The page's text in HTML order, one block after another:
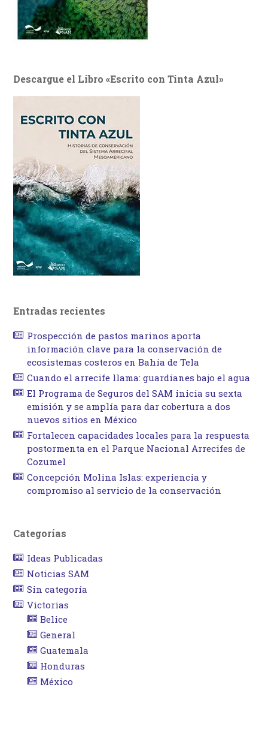
Descargue el Libro «Escrito con Tinta Azul»
Entradas recientes
Prospección de pastos marinos aporta
información clave para la conservación de
ecosistemas costeros en Bahía de Tela
Cuando el arrecife llama: guardianes bajo el agua
El Programa de Seguros del SAM inicia su sexta
emisión y se amplía para dar cobertura a dos
nuevos sitios en México
Fortalecen capacidades locales para la respuesta
postormenta en el Parque Nacional Arrecifes de
Cozumel
Concepción Molina Islas: experiencia y
compromiso al servicio de la conservación
Categorías
Ideas Publicadas
Noticias SAM
Sin categoría
Victorias
Belice
General
Guatemala
Honduras
México